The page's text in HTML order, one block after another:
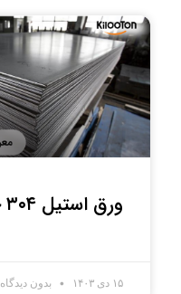
ورق استیل ۳۰۴ چیست؟
۱۵ دی ۱۴۰۳ بدون دیدگاه